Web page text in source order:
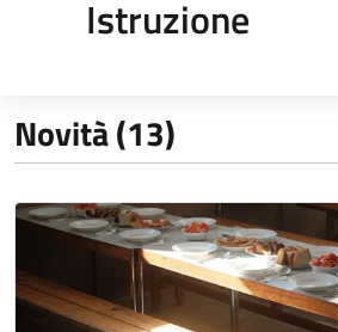
Istruzione
Novità (13)